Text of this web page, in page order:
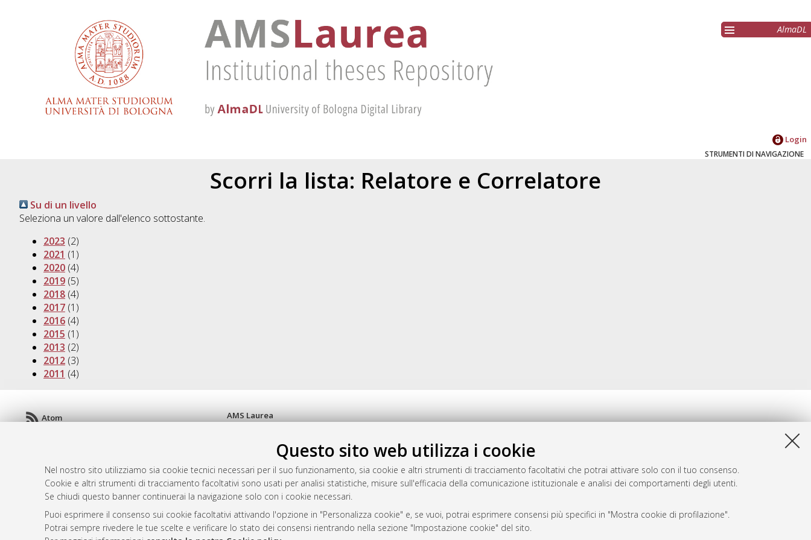
Questo sito web utilizza i cookie
Nel nostro sito utilizziamo sia cookie tecnici necessari per il suo funzionamento, sia cookie e altri strumenti di tracciamento facoltativi che potrai attivare solo con il tuo consenso.
Cookie e altri strumenti di tracciamento facoltativi sono usati per analisi statistiche, misure sull'efficacia della comunicazione istituzionale e analisi dei comportamenti degli utenti.
Se chiudi questo banner continuerai la navigazione solo con i cookie necessari.
Puoi esprimere il consenso sui cookie facoltativi attivando l'opzione in "Personalizza cookie" e, se vuoi, potrai esprimere consensi più specifici in "Mostra cookie di profilazione".
Potrai sempre rivedere le tue scelte e verificare lo stato dei consensi rientrando nella sezione "Impostazione cookie" del sito.
AlmaDL
Login
STRUMENTI DI NAVIGAZIONE
Scorri la lista: Relatore e Correlatore
Su di un livello
Seleziona un valore dall'elenco sottostante.
2023 (2)
2021 (1)
2020(4)
2019(5)
2018(4)
2017(1)
2016(4)
2015 (1)
2013 (2)
2012(3)
2011 (4)
Atom
AMS Laurea
Impostazioni Cookie
Informativa sulla privacy
Condizioni d’uso del sito
© ALMA MATER STUDIORUM - Università di Bologna, 2007-2026.